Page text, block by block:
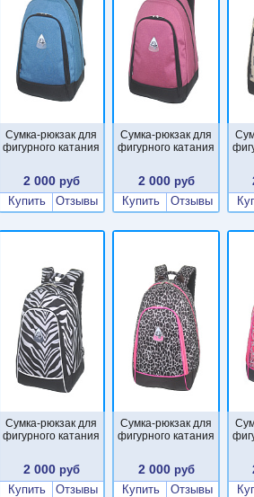
Сумка-рюкзак для
фигурного катания
2 000 руб
Купить
Отзывы
Сумка-рюкзак для
фигурного катания
2 000руб
Купить
Отзывы
Сумка-рюкзак для
фигурного катания
2 000 руб
Купить
Отзывы
Сумка-рюкзак для
фигурного катания
2 000руб
Купить
Отзывы